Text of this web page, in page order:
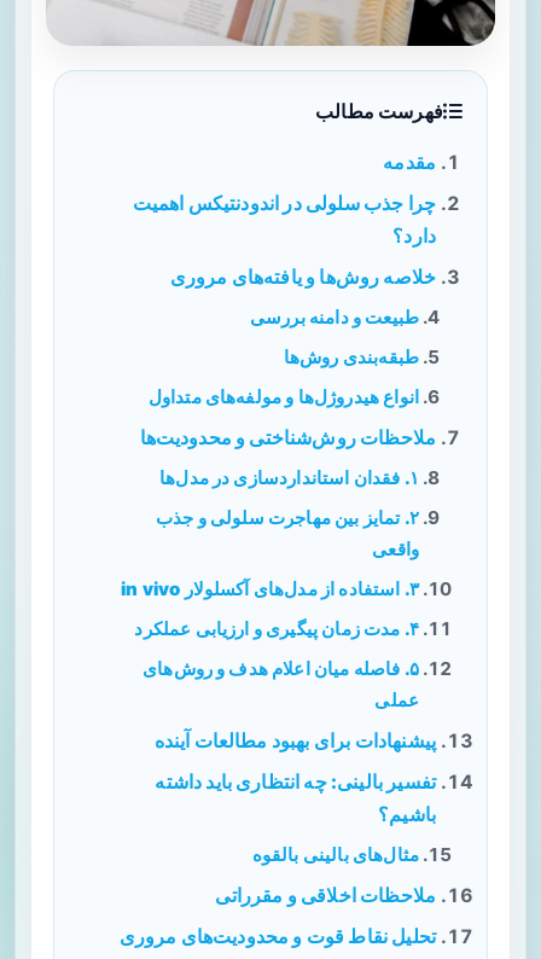
فهرست مطالب
مقدمه
چرا جذب سلولی در اندودنتیکس اهمیت
دارد؟
خلاصه روش‌ها و یافته‌های مروری
طبیعت و دامنه بررسی
طبقه‌بندی روش‌ها
انواع هیدروژل‌ها و مولفه‌های متداول
ملاحظات روش‌شناختی و محدودیت‌ها
۱. فقدان استانداردسازی در مدل‌ها
۲. تمایز بین مهاجرت سلولی و جذب
واقعی
۳. استفاده از مدل‌های آکسلولار in vivo
۴. مدت زمان پیگیری و ارزیابی عملکرد
۵. فاصله میان اعلام هدف و روش‌های
عملی
پیشنهادات برای بهبود مطالعات آینده
تفسیر بالینی: چه انتظاری باید داشته
باشیم؟
مثال‌های بالینی بالقوه
ملاحظات اخلاقی و مقرراتی
تحلیل نقاط قوت و محدودیت‌های مروری